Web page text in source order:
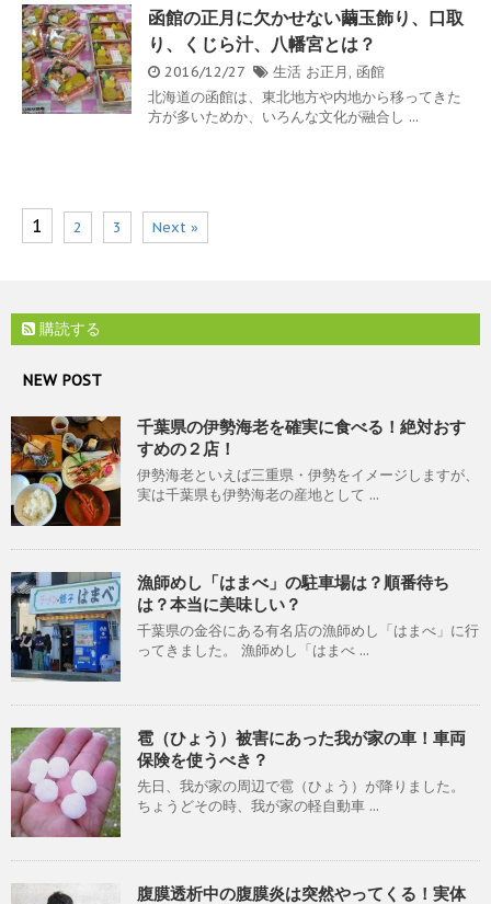
函館の正月に欠かせない繭玉飾り、口取
り、くじら汁、八幡宮とは？
2016/12/27 生活 お正月 , 函館
北海道の函館は、東北地方や内地から移ってきた
方が多いためか、いろんな文化が融合し ...
1 2 3 Next »
購読する
NEW POST
千葉県の伊勢海老を確実に食べる！絶対おす
すめの２店！
伊勢海老といえば三重県・伊勢をイメージしますが、
実は千葉県も伊勢海老の産地として ...
漁師めし「はまべ」の駐車場は？順番待ち
は？本当に美味しい？
千葉県の金谷にある有名店の漁師めし「はまべ」に行
ってきました。 漁師めし「はまべ ...
雹（ひょう）被害にあった我が家の車！車両
保険を使うべき？
先日、我が家の周辺で雹（ひょう）が降りました。
ちょうどその時、我が家の軽自動車 ...
腹膜透析中の腹膜炎は突然やってくる！実体